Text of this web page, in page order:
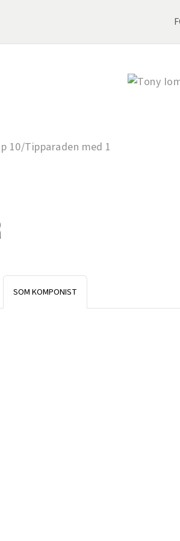
10/Tipparaden med 1
SOM KOMPONIST